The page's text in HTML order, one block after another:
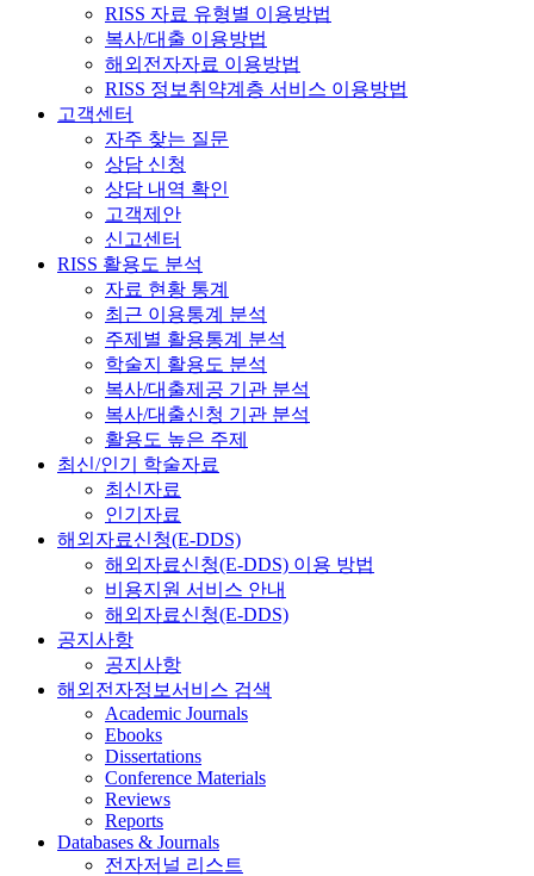
RISS 자료 유형별 이용방법
복사/대출 이용방법
해외전자자료 이용방법
RISS 정보취약계층 서비스 이용방법
고객센터
자주 찾는 질문
상담 신청
상담 내역 확인
고객제안
신고센터
RISS 활용도 분석
자료 현황 통계
최근 이용통계 분석
주제별 활용통계 분석
학술지 활용도 분석
복사/대출제공 기관 분석
복사/대출신청 기관 분석
활용도 높은 주제
최신/인기 학술자료
최신자료
인기자료
해외자료신청(E-DDS)
해외자료신청(E-DDS) 이용 방법
비용지원 서비스 안내
해외자료신청(E-DDS)
공지사항
공지사항
해외전자정보서비스 검색
Academic Journals
Ebooks
Dissertations
Conference Materials
Reviews
Reports
Databases & Journals
전자저널 리스트